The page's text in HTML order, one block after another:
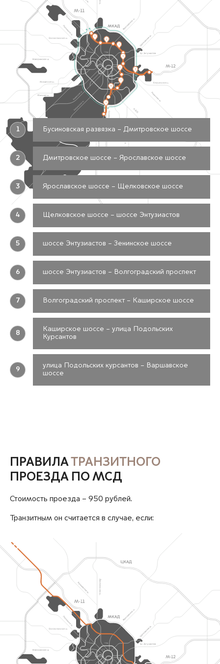
1 Бусиновская развязка – Дмитровское шоссе
2 Дмитровское шоссе – Ярославское шоссе
3 Ярославское шоссе – Щелковское шоссе
4 Щелковское шоссе – шоссе Энтузиастов
5 шоссе Энтузиастов – Зенинское шоссе
6 шоссе Энтузиастов – Волгоградский проспект
7 Волгоградский проспект – Каширское шоссе
8
Каширское шоссе – улица Подольских
Курсантов
9
улица Подольских курсантов – Варшавское
шоссе
ПРАВИЛАТРАНЗИТНОГО
ПРОЕЗДА ПО МСД
Стоимость проезда – 950 рублей.
Транзитным он считается в случае, если: